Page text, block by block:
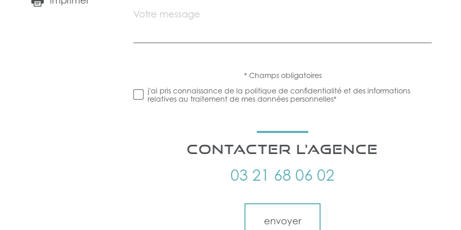
Fieldset
défaut
Message
*
* Champs obligatoires
j'ai pris connaissance de la politique de confidentialité et des informations
relatives au traitement de mes données personnelles*
CONTACTER L'AGENCE
03 21 68 06 02
envoyer